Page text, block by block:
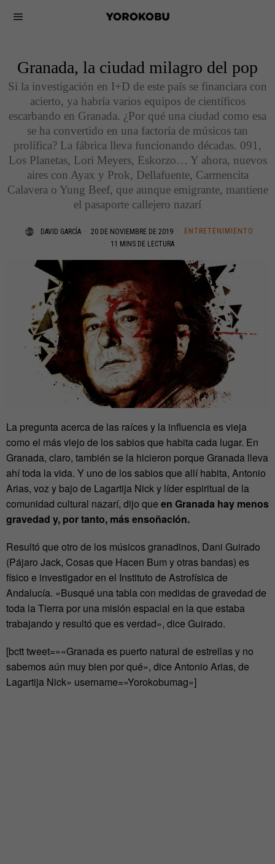
Granada, la ciudad milagro del pop
Si la investigación en I+D de este país se financiara con
acierto, ya habría varios equipos de científicos
escarbando en Granada. ¿Por qué una ciudad como esa
se ha convertido en una factoría de músicos tan
prolífica? La fábrica lleva funcionando décadas. 091,
Los Planetas, Lori Meyers, Eskorzo… Y ahora, nuevos
aires con Ayax y Prok, Dellafuente, Carmencita
Calavera o Yung Beef, que aunque emigrante, mantiene
el pasaporte callejero nazarí
DAVID GARCÍA 20 DE NOVIEMBRE DE 2019
ENTRETENIMIENTO
11 MINS DE LECTURA
La pregunta acerca de las raíces y la influencia es vieja
como el más viejo de los sabios que habita cada lugar. En
Granada, claro, también se la hicieron porque Granada lleva
ahí toda la vida. Y uno de los sabios que allí habita, Antonio
Arias, voz y bajo de Lagartija Nick y líder espiritual de la
comunidad cultural nazarí, dijo que en Granada hay menos
gravedad y, por tanto, más ensoñación.
Resultó que otro de los músicos granadinos, Dani Guirado
(Pájaro Jack, Cosas que Hacen Bum y otras bandas) es
físico e investigador en el Instituto de Astrofísica de
Andalucía. «Busqué una tabla con medidas de gravedad de
toda la Tierra por una misión espacial en la que estaba
trabajando y resultó que es verdad», dice Guirado.
[bctt tweet=»«Granada es puerto natural de estrellas y no
sabemos aún muy bien por qué», dice Antonio Arias, de
Lagartija Nick» username=»Yorokobumag»]